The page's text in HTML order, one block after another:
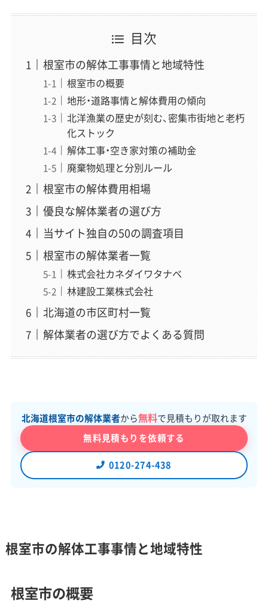
目次
根室市の解体工事事情と地域特性
根室市の概要
地形・道路事情と解体費用の傾向
北洋漁業の歴史が刻む、密集市街地と老朽
化ストック
解体工事・空き家対策の補助金
廃棄物処理と分別ルール
根室市の解体費用相場
優良な解体業者の選び方
当サイト独自の50の調査項目
根室市の解体業者一覧
株式会社カネダイワタナベ
林建設工業株式会社
北海道の市区町村一覧
解体業者の選び方でよくある質問
北海道根室市の解体業者から無料で見積もりが取れます
無料見積もりを依頼する
0120-274-438
根室市の解体工事事情と地域特性
根室市の概要